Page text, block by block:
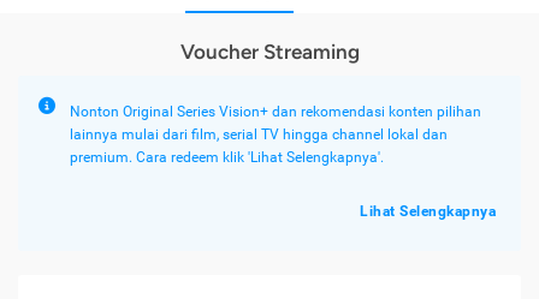
Voucher Streaming
Nonton Original Series Vision+ dan rekomendasi konten pilihan
lainnya mulai dari film, serial TV hingga channel lokal dan
premium. Cara redeem klik 'Lihat Selengkapnya'.
Lihat Selengkapnya